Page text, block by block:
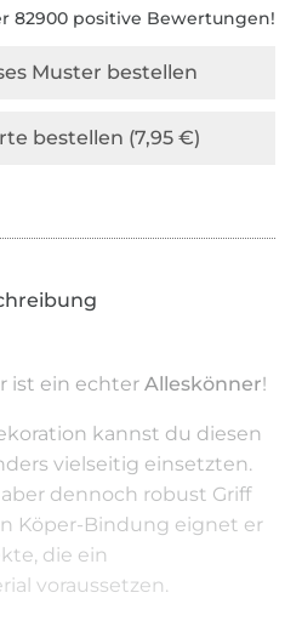
82900 positive Bewertungen!
ist ein echterAlleskönner!
kannst du diesen
vielseitig einsetzten.
dennoch robust Griff
Köper-Bindung eignet er
die ein
voraussetzen.